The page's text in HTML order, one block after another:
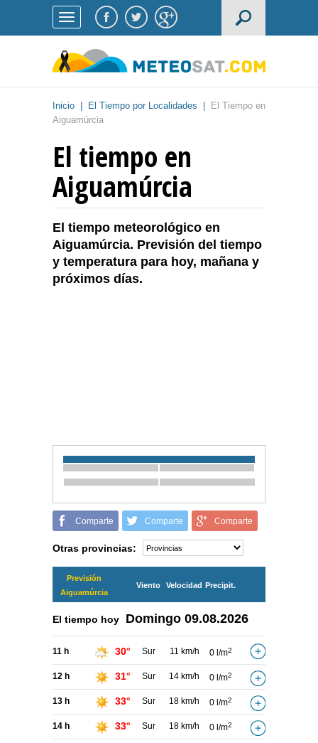
Inicio El Tiempo por Localidades
El Tiempo en
Aiguamúrcia
El tiempo en
Aiguamúrcia
El tiempo meteorológico en
Aiguamúrcia. Previsión del tiempo
y temperatura para hoy, mañana y
próximos días.
Comparte Comparte Comparte
Otras provincias:
Previsión
Aiguamúrcia
Viento Velocidad Precipit.
El tiempo hoy Domingo 09.08.2026
11 h 30° Sur 11 km/h 0 l/m2
12 h 31° Sur 14 km/h 0 l/m2
13 h 33° Sur 18 km/h 0 l/m2
14 h 33° Sur 18 km/h 0 l/m2